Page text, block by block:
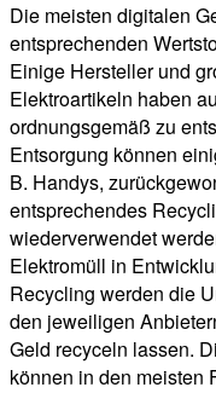
Die meisten digitalen
entsprechenden
Einige Hersteller und
Elektroartikeln haben
ordnungsgemäß zu
Entsorgung können
B. Handys,
entsprechendes
wiederverwendet
Elektromüll in
Recycling werden die
den jeweiligen
Geld recyceln lassen.
können in den meisten